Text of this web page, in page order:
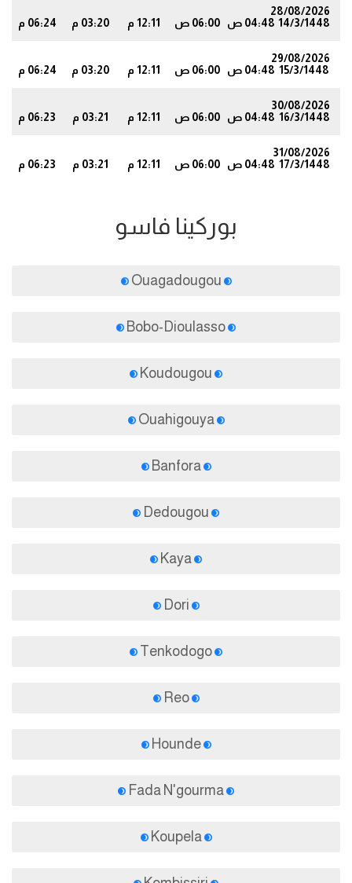
28/08/2026
14/3/1448 04:48 ص 06:00 ص 12:11 م 03:20 م 06:24 م
29/08/2026
15/3/1448 04:48 ص 06:00 ص 12:11 م 03:20 م 06:24 م
30/08/2026
16/3/1448 04:48 ص 06:00 ص 12:11 م 03:21 م 06:23 م
31/08/2026
17/3/1448 04:48 ص 06:00 ص 12:11 م 03:21 م 06:23 م
بوركينا فاسو
Ouahigouya
Banfora
Reo
Hounde
Koupela